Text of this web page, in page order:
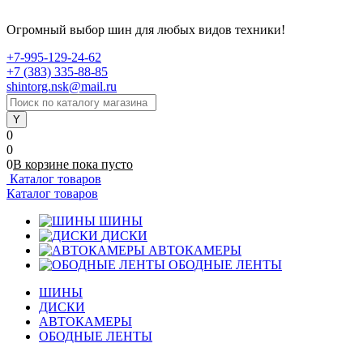
Огромный выбор шин для любых видов техники!
+7-995-129-24-62
+7 (383) 335-88-85
shintorg.nsk@mail.ru
0
0
0В корзине пока пусто
Каталог товаров
Каталог товаров
ШИНЫ
ДИСКИ
АВТОКАМЕРЫ
ОБОДНЫЕ ЛЕНТЫ
ШИНЫ
ДИСКИ
АВТОКАМЕРЫ
ОБОДНЫЕ ЛЕНТЫ